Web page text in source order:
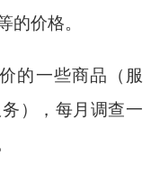
的价格。
的一些商品（服
），每月调查一